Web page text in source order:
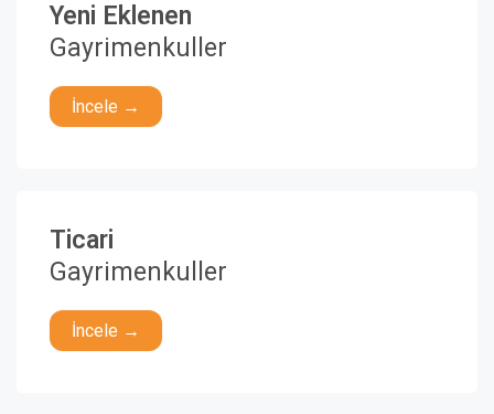
Yeni Eklenen
Gayrimenkuller
İncele →
Ticari
Gayrimenkuller
İncele →